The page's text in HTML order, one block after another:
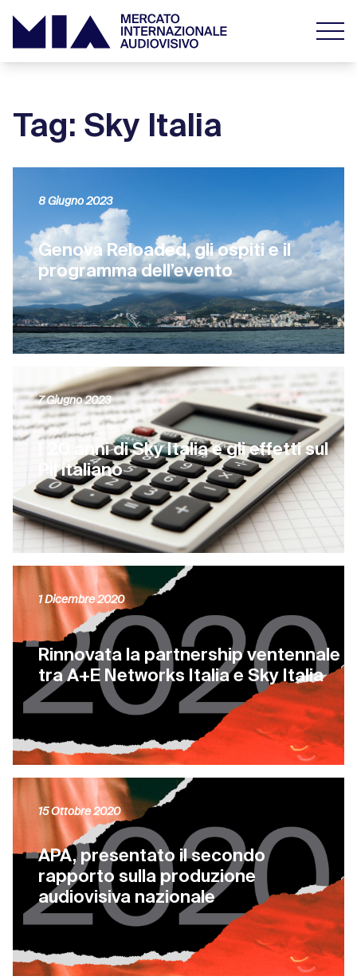
Tag: Sky Italia
Genova Reloaded, gli ospiti e il
programma dell’evento
8 Giugno 2023
I 20 anni di Sky Italia e gli effetti sul
Pil italiano
7 Giugno 2023
Rinnovata la partnership ventennale
tra A+E Networks Italia e Sky Italia
1 Dicembre 2020
APA, presentato il secondo
rapporto sulla produzione
audiovisiva nazionale
15 Ottobre 2020